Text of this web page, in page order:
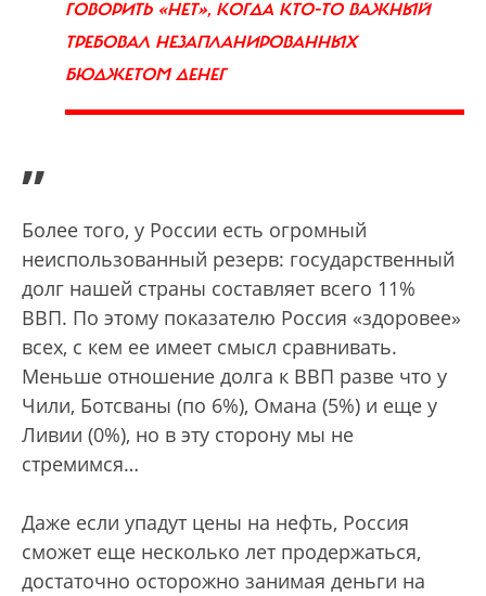
ГОВОРИТЬ «НЕТ», КОГДА КТО-ТО ВАЖНЫЙ
ТРЕБОВАЛ НЕЗАПЛАНИРОВАННЫХ
БЮДЖЕТОМ ДЕНЕГ
”
Более того, у России есть огромный
неиспользованный резерв: государственный
долг нашей страны составляет всего 11%
ВВП. По этому показателю Россия «здоровее»
всех, с кем ее имеет смысл сравнивать.
Меньше отношение долга к ВВП разве что у
Чили, Ботсваны (по 6%), Омана (5%) и еще у
Ливии (0%), но в эту сторону мы не
стремимся…
Даже если упадут цены на нефть, Россия
сможет еще несколько лет продержаться,
достаточно осторожно занимая деньги на